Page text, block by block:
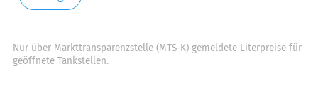
Nur über Markttransparenzstelle (MTS-K) gemeldete Literpreise für
geöffnete Tankstellen.